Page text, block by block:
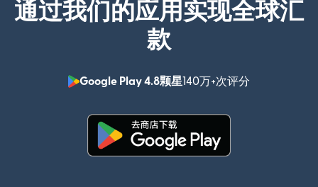
通过我们的应用实现全球汇
款
Google Play 4.8颗星140万+次评分